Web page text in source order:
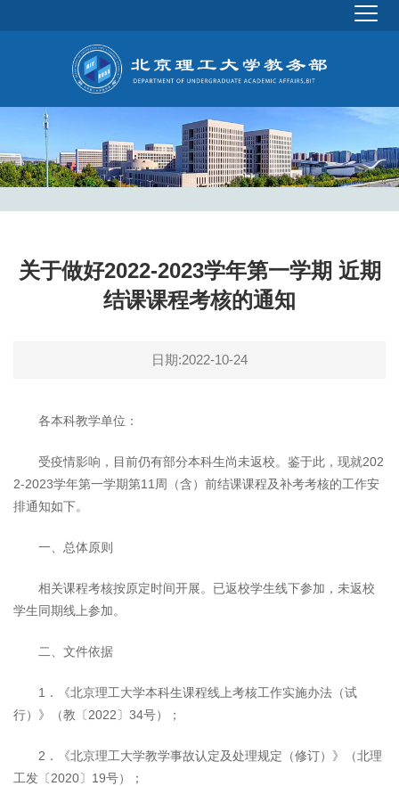
关于做好2022-2023学年第一学期 近期
结课课程考核的通知
日期:2022-10-24
各本科教学单位：
受疫情影响，目前仍有部分本科生尚未返校。鉴于此，现就202
2-2023学年第一学期第11周（含）前结课课程及补考考核的工作安
排通知如下。
一、总体原则
相关课程考核按原定时间开展。已返校学生线下参加，未返校
学生同期线上参加。
二、文件依据
1．《北京理工大学本科生课程线上考核工作实施办法（试
行）》（教〔2022〕34号）；
2．《北京理工大学教学事故认定及处理规定（修订）》（北理
工发〔2020〕19号）；